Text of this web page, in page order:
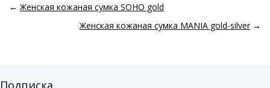
← Женская кожаная сумка SOHO gold
Женская кожаная сумка MANIA gold-silver→
Подписка